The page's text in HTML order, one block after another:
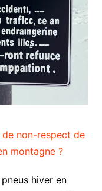
de non-respect de
montagne ?
hiver en